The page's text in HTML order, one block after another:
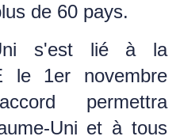
de 60 pays.
s'est lié à la
le 1er novembre
permettra
Uni et à tous